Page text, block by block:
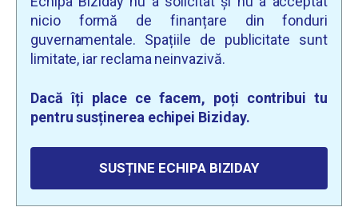
nicio formă de finanțare din fonduri
guvernamentale. Spațiile de publicitate sunt
limitate, iar reclama neinvazivă.
Dacă îți place ce facem, poți contribui tu
pentru susținerea echipei Biziday.
SUSȚINE ECHIPA BIZIDAY